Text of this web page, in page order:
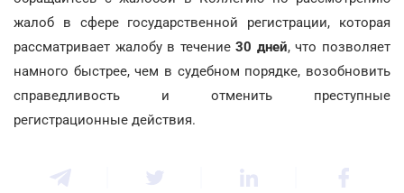
жалоб в сфере государственной регистрации, которая
рассматривает жалобу в течение30 дней, что позволяет
намного быстрее, чем в судебном порядке, возобновить
справедливость и отменить преступные
регистрационные действия.